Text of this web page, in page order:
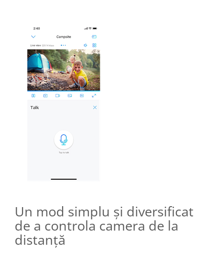
Un mod simplu și diversificat
de a controla camera de la
distanță